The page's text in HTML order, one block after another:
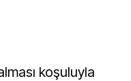
koşuluyla